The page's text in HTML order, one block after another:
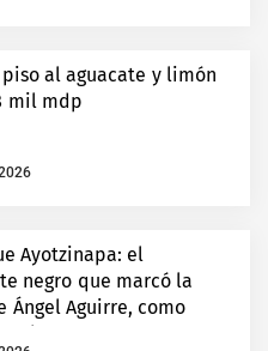
al aguacate y limón
mil mdp
Ayotzinapa: el
negro que marcó la
Ángel Aguirre, como